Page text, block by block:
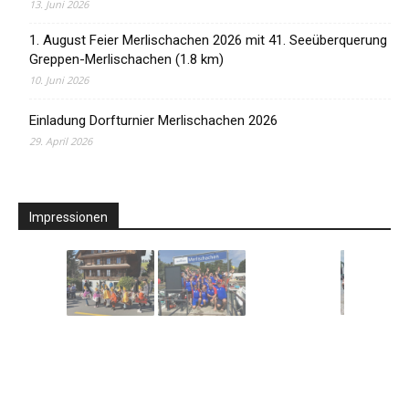
13. Juni 2026
1. August Feier Merlischachen 2026 mit 41. Seeüberquerung
Greppen-Merlischachen (1.8 km)
10. Juni 2026
Einladung Dorfturnier Merlischachen 2026
29. April 2026
Impressionen